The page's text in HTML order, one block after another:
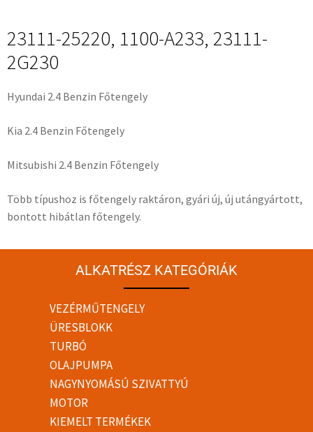
23111-25220, 1100-A233, 23111-
2G230
Hyundai 2.4 Benzin Főtengely
Kia 2.4 Benzin Főtengely
Mitsubishi 2.4 Benzin Főtengely
Több típushoz is főtengely raktáron, gyári új, új utángyártott,
bontott hibátlan főtengely.
ALKATRÉSZ KATEGÓRIÁK
VEZÉRMŰTENGELY
ÜRESBLOKK
TURBÓ
OLAJPUMPA
NAGYNYOMÁSÚ SZIVATTYÚ
MOTOR
KIEMELT TERMÉKEK